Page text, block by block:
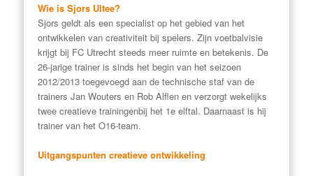
Wie is Sjors Ultee?
Sjors geldt als een specialist op het gebied van het
ontwikkelen van creativiteit bij spelers. Zijn voetbalvisie
krijgt bij FC Utrecht steeds meer ruimte en betekenis. De
26-jarige trainer is sinds het begin van het seizoen
2012/2013 toegevoegd aan de technische staf van de
trainers Jan Wouters en Rob Alflen en verzorgt wekelijks
twee creatieve trainingenbij het 1e elftal. Daarnaast is hij
trainer van het O16-team.
Uitgangspunten creatieve ontwikkeling